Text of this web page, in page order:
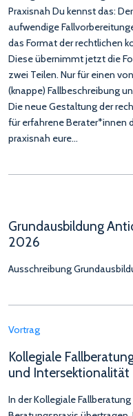
Praxisnah Du kennst das:
aufwendige
das Format der rechtlichen
Diese übernimmt jetzt die
zwei Teilen. Nur für einen
(knappe) Fallbeschreibung
Die neue Gestaltung der
für erfahrene Berater*innen
praxisnah eure…
Grundausbildung
2026
Ausschreibung
Vortrag
Kollegiale
und Intersektionalität
In der Kollegiale